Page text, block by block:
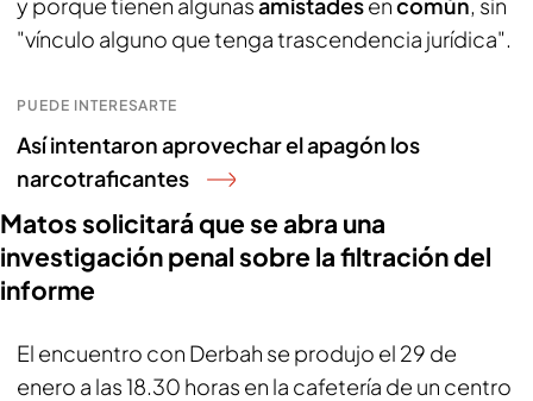
"vínculo alguno que tenga trascendencia jurídica".
PUEDE INTERESARTE
Así intentaron aprovechar el apagón los
narcotraficantes
Matos solicitará que se abra una
investigación penal sobre la filtración del
informe
El encuentro con Derbah se produjo el 29 de
enero a las 18.30 horas en la cafetería de un centro